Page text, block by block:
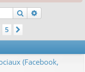
Rechercher
5
(Facebook,